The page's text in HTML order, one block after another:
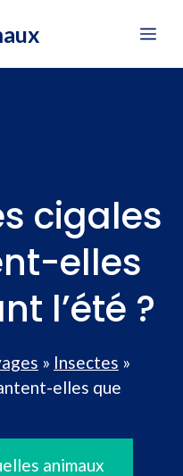
cigales
elles
l’été ?
» Insectes »
elles que
animaux